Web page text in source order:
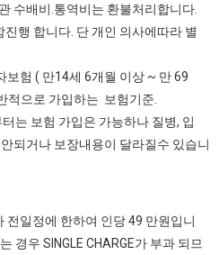
수배비.통역비는 환불처리합니다.
행 합니다. 단 개인 의사에따라 별
보험 ( 만14세 6개월 이상 ~ 만 69
적으로 가입하는 보험기준.
는 보험 가입은 가능하나 질병, 입
되거나 보장내용이 달라질수 있습니
전일정에 한하여 인당 49 만원입니
경우 SINGLE CHARGE가 부과 되므